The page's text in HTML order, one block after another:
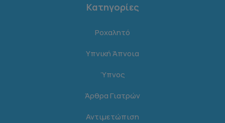
Κατηγορίες
Ροχαλητό
Υπνική Άπνοια
Ύπνος
Άρθρα Γιατρών
Αντιμετώπιση